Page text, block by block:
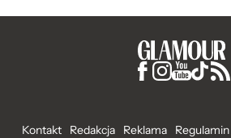
Kontakt Redakcja Reklama Regulamin